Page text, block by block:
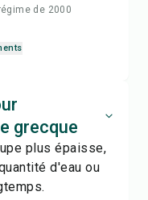
de 2000
grecque
plus épaisse,
d'eau ou